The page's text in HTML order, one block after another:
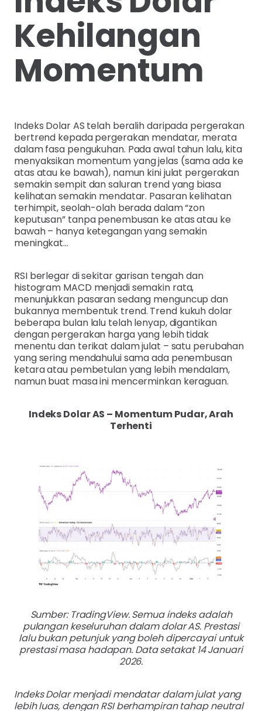
Kehilangan
Momentum
Indeks Dolar AS telah beralih daripada pergerakan
bertrend kepada pergerakan mendatar, merata
dalam fasa pengukuhan. Pada awal tahun lalu, kita
menyaksikan momentum yang jelas (sama ada ke
atas atau ke bawah), namun kini julat pergerakan
semakin sempit dan saluran trend yang biasa
kelihatan semakin mendatar. Pasaran kelihatan
terhimpit, seolah-olah berada dalam “zon
keputusan” tanpa penembusan ke atas atau ke
bawah – hanya ketegangan yang semakin
meningkat…
RSI berlegar di sekitar garisan tengah dan
histogram MACD menjadi semakin rata,
menunjukkan pasaran sedang menguncup dan
bukannya membentuk trend. Trend kukuh dolar
beberapa bulan lalu telah lenyap, digantikan
dengan pergerakan harga yang lebih tidak
menentu dan terikat dalam julat – satu perubahan
yang sering mendahului sama ada penembusan
ketara atau pembetulan yang lebih mendalam,
namun buat masa ini mencerminkan keraguan.
Indeks Dolar AS – Momentum Pudar, Arah
Terhenti
Sumber: TradingView. Semua indeks adalah
pulangan keseluruhan dalam dolar AS. Prestasi
lalu bukan petunjuk yang boleh dipercayai untuk
prestasi masa hadapan. Data setakat 14 Januari
2026.
Indeks Dolar menjadi mendatar dalam julat yang
lebih luas, dengan RSI berhampiran tahap neutral